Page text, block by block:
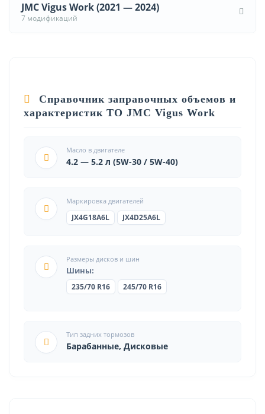
JMC Vigus Work (2021 — 2024)
7 модификаций
Справочник заправочных объемов и
характеристик ТО JMC Vigus Work
Масло в двигателе
4.2 — 5.2 л (5W-30 / 5W-40)
Маркировка двигателей
JX4G18A6L
JX4D25A6L
Размеры дисков и шин
Шины:
235/70 R16 245/70 R16
Тип задних тормозов
Барабанные, Дисковые